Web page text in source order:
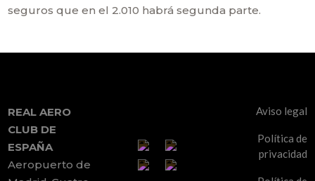
seguros que en el 2.010 habrá segunda parte.
REAL AERO
CLUB DE
ESPAÑA
Aeropuerto de
Aviso legal
Política de
privacidad